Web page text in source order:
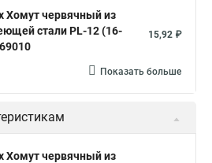
80 Хомут 120
обжимной для труб
Хомут червячный из
стали PL-12 (16-
15,92 ₽
Показать больше
Хомут червячный из